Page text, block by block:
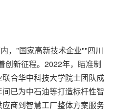
，"国家高新技术企业""四川
创新征程。2022年，瞄准制
合华中科技大学院士团队成
已为中石油等打造标杆性智
商到智慧工厂整体方案服务